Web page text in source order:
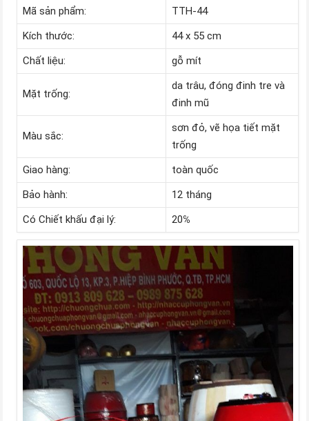
Mã sản phẩm:
TTH-44
Kích thước:
44 x 55 cm
Chất liệu:
gỗ mít
Mặt trống:
da trâu, đóng đinh tre và
đinh mũ
Màu sắc:
sơn đỏ, vẽ họa tiết mặt
trống
Giao hàng:
toàn quốc
Bảo hành:
12 tháng
Có Chiết khấu đại lý:
20℅